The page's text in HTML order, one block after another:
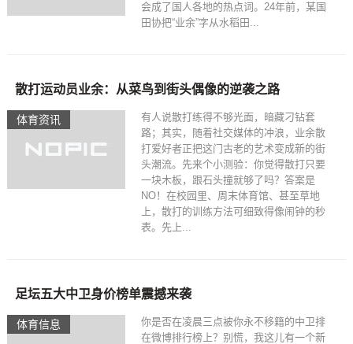
会成了国人各地的热点词。24年前，某国
田协把“业余”字从水稻田...
体育资讯
散打运动员业余：从菜鸟到街头偶像的逆袭之路
有人说散打练得不够光面，暗藏刁钻套
路；其实，随着社交媒体的冲浪，业余散
打爱好者正把这门古老的艺术变成新的街
头潮流。先来个小测验：你觉得散打只要
一块木板，跟石头撞就够了吗？答案是
NO！在校园里、周末体育馆、甚至草地
上，散打的训练方法可细致得像闹钟的秒
表。先上...
体育信息
足坛五大中卫身价榜单震撼来袭
你是否在凌晨三点被你永不移籍的中卫排
在微博排行榜上？别慌，我这儿有一个新